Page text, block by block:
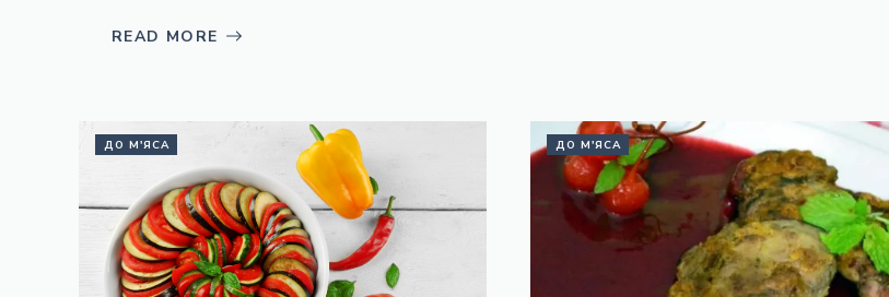
READ MORE
ДО М'ЯСА ДО М'ЯСА